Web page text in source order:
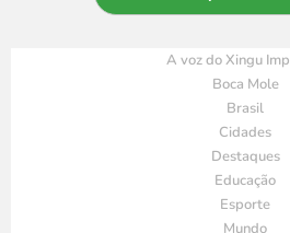
A voz do Xingu
Boca Mole
Brasil
Cidades
Destaques
Educação
Esporte
Mundo